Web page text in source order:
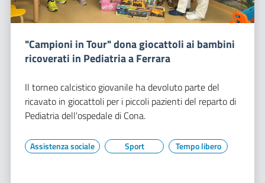
"Campioni in Tour" dona giocattoli ai bambini
ricoverati in Pediatria a Ferrara
Il torneo calcistico giovanile ha devoluto parte del
ricavato in giocattoli per i piccoli pazienti del reparto di
Pediatria dell'ospedale di Cona.
Assistenza sociale Sport Tempo libero